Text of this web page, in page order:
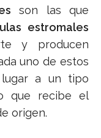
son las que
estromales
y producen
uno de estos
a un tipo
que recibe el
origen.